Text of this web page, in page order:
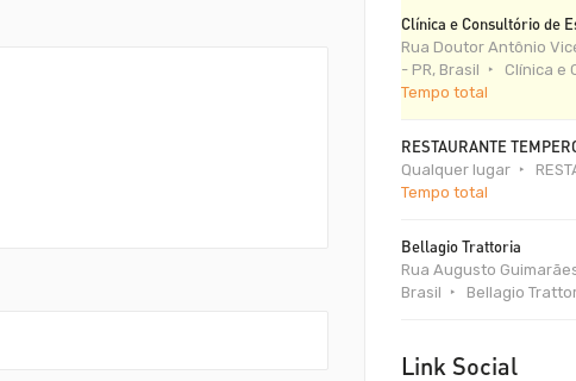
Clínica e Consultório de
Rua Doutor Antônio
- PR, Brasil
Clínica e
Tempo total
RESTAURANTE
Qualquer lugar
Tempo total
Bellagio Trattoria
Rua Augusto
Brasil
Bellagio
Link Social